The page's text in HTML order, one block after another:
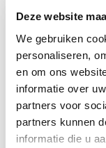
Deze website
We gebruiken
personaliseren,
en om ons
informatie over
partners voor
partners kunnen
informatie die u